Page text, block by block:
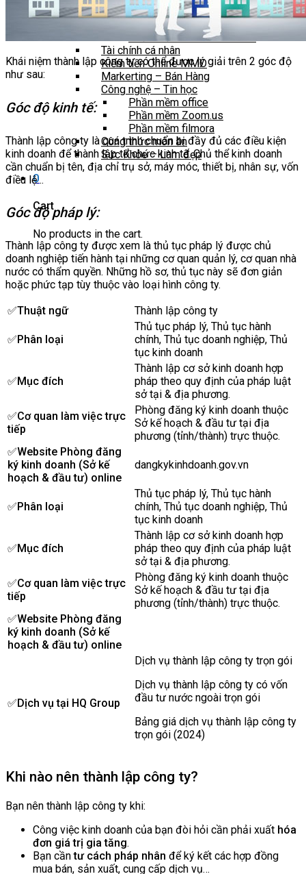
KHÓA HỌC
Đào Tạo Bán Hàng
Phần mềm MISA SME NET
Tài chính cá nhân
Kiếm tiền Online MMO
Markerting – Bán Hàng
Công nghệ – Tin học
Phần mềm office
Phần mềm Zoom.us
Phần mềm filmora
Công thức món ăn
Sức Khỏe – Làm đẹp
0
Cart
No products in the cart.
Khái niệm thành lập công ty có thể được lý giải trên 2 góc độ
như sau:
Góc độ kinh tế:
Thành lập công ty là quá trình chuẩn bị đầy đủ các điều kiện
kinh doanh để thành lập tổ chức kinh tế. Chủ thể kinh doanh
cần chuẩn bị tên, địa chỉ trụ sở, máy móc, thiết bị, nhân sự, vốn
điều lệ…
Góc độ pháp lý:
Thành lập công ty được xem là thủ tục pháp lý được chủ
doanh nghiệp tiến hành tại những cơ quan quản lý, cơ quan nhà
nước có thẩm quyền. Những hồ sơ, thủ tục này sẽ đơn giản
hoặc phức tạp tùy thuộc vào loại hình công ty.
✅Thuật ngữ
Thành lập công ty
✅Phân loại
Thủ tục pháp lý, Thủ tục hành
chính, Thủ tục doanh nghiệp, Thủ
tục kinh doanh
✅Mục đích
Thành lập cơ sở kinh doanh hợp
pháp theo quy định của pháp luật
sở tại & địa phương.
✅Cơ quan làm việc trực
tiếp
Phòng đăng ký kinh doanh thuộc
Sở kế hoạch & đầu tư tại địa
phương (tỉnh/thành) trực thuộc.
✅Website Phòng đăng
ký kinh doanh (Sở kế
hoạch & đầu tư) online
dangkykinhdoanh.gov.vn
✅Phân loại
Thủ tục pháp lý, Thủ tục hành
chính, Thủ tục doanh nghiệp, Thủ
tục kinh doanh
✅Mục đích
Thành lập cơ sở kinh doanh hợp
pháp theo quy định của pháp luật
sở tại & địa phương.
✅Cơ quan làm việc trực
tiếp
Phòng đăng ký kinh doanh thuộc
Sở kế hoạch & đầu tư tại địa
phương (tỉnh/thành) trực thuộc.
✅Website Phòng đăng
ký kinh doanh (Sở kế
hoạch & đầu tư) online
✅Dịch vụ tại HQ Group
Dịch vụ thành lập công ty trọn gói
Dịch vụ thành lập công ty có vốn
đầu tư nước ngoài trọn gói
Bảng giá dịch vụ thành lập công ty
trọn gói (2024)
Khi nào nên thành lập công ty?
Bạn nên thành lập công ty khi:
Công việc kinh doanh của bạn đòi hỏi cần phải xuất hóa
đơn giá trị gia tăng.
Bạn cầntư cách pháp nhân để ký kết các hợp đồng
mua bán, sản xuất, cung cấp dịch vụ…